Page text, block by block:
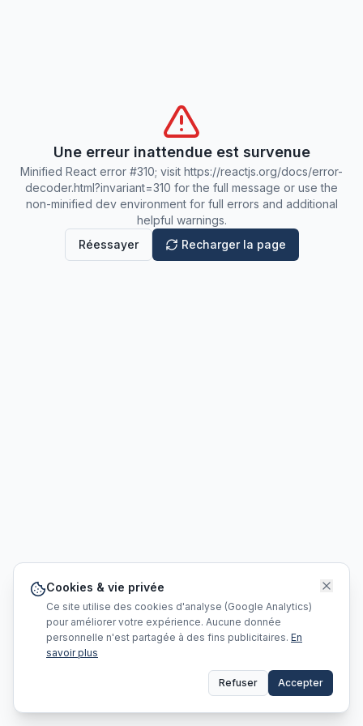
Une erreur inattendue est survenue
Minified React error #310; visit https://reactjs.org/docs/error-
decoder.html?invariant=310 for the full message or use the
non-minified dev environment for full errors and additional
helpful warnings.
Réessayer
Recharger la page
Cookies & vie privée
Ce site utilise des cookies d'analyse (Google Analytics)
pour améliorer votre expérience. Aucune donnée
personnelle n'est partagée à des fins publicitaires. En
savoir plus
Refuser Accepter